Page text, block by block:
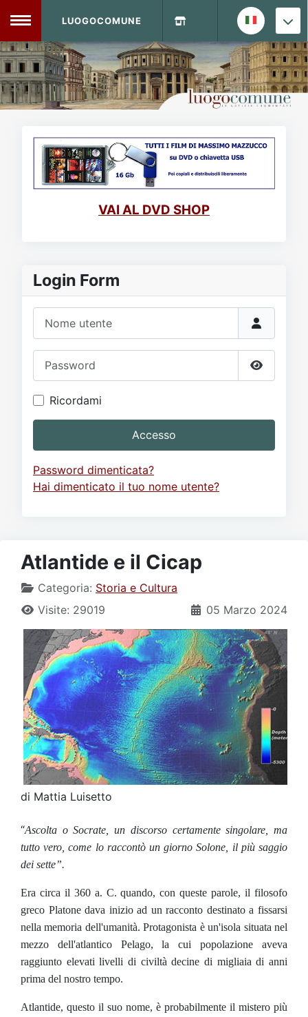
MENU
Home
DVD Shop
Sito
Forum
LUOGOCOMUNE
VAI AL DVD SHOP
Login Form
Mostra
Ricordami
Accesso
Password dimenticata?
Hai dimenticato il tuo nome utente?
Atlantide e il Cicap
Categoria: Storia e Cultura
05 Marzo 2024
Visite: 29019
di Mattia Luisetto
“Ascolta o Socrate, un discorso certamente singolare, ma
tutto vero, come lo raccontò un giorno Solone, il più saggio
dei sette”.
Era circa il 360 a. C. quando, con queste parole, il filosofo
greco Platone dava inizio ad un racconto destinato a fissarsi
nella memoria dell'umanità. Protagonista è un'isola situata nel
mezzo dell'atlantico Pelago, la cui popolazione aveva
raggiunto elevati livelli di civiltà decine di migliaia di anni
prima del nostro tempo.
Atlantide, questo il suo nome, è probabilmente il mistero più